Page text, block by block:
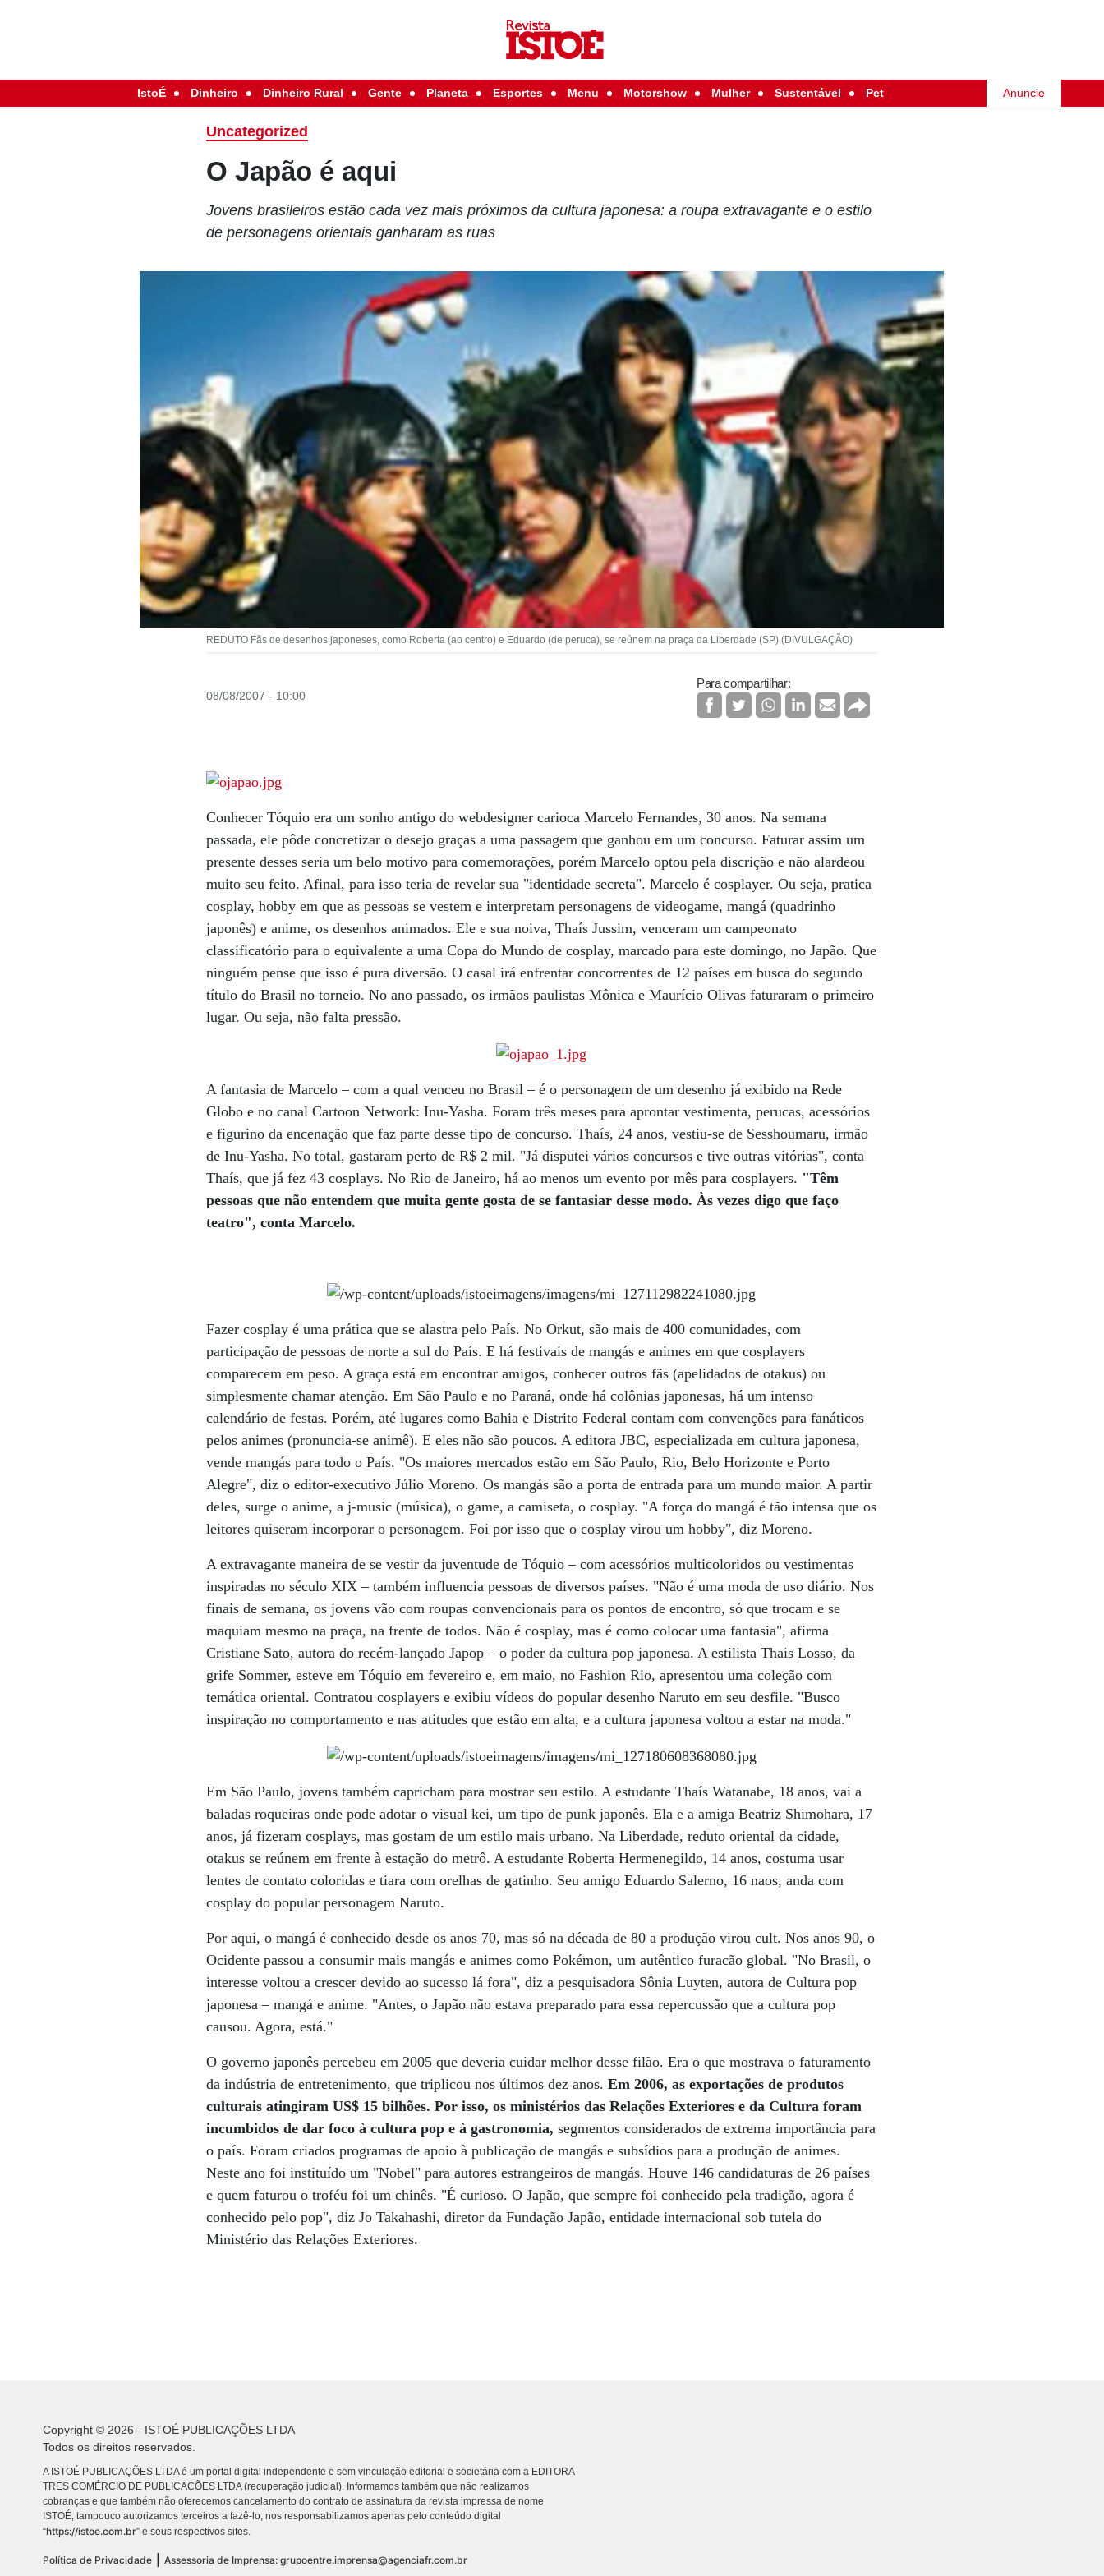
IstoÉ Dinheiro Dinheiro Rural Gente Planeta Esportes Menu Motorshow Mulher Sustentável Pet Anuncie
Uncategorized
O Japão é aqui
Jovens brasileiros estão cada vez mais próximos da cultura japonesa: a roupa extravagante e o estilo
de personagens orientais ganharam as ruas
REDUTO Fãs de desenhos japoneses, como Roberta (ao centro) e Eduardo (de peruca), se reúnem na praça da Liberdade (SP) (DIVULGAÇÃO)
08/08/2007 - 10:00
Para compartilhar:
Conhecer Tóquio era um sonho antigo do webdesigner carioca Marcelo Fernandes, 30 anos. Na semana
passada, ele pôde concretizar o desejo graças a uma passagem que ganhou em um concurso. Faturar assim um
presente desses seria um belo motivo para comemorações, porém Marcelo optou pela discrição e não alardeou
muito seu feito. Afinal, para isso teria de revelar sua "identidade secreta". Marcelo é cosplayer. Ou seja, pratica
cosplay, hobby em que as pessoas se vestem e interpretam personagens de videogame, mangá (quadrinho
japonês) e anime, os desenhos animados. Ele e sua noiva, Thaís Jussim, venceram um campeonato
classificatório para o equivalente a uma Copa do Mundo de cosplay, marcado para este domingo, no Japão. Que
ninguém pense que isso é pura diversão. O casal irá enfrentar concorrentes de 12 países em busca do segundo
título do Brasil no torneio. No ano passado, os irmãos paulistas Mônica e Maurício Olivas faturaram o primeiro
lugar. Ou seja, não falta pressão.
A fantasia de Marcelo – com a qual venceu no Brasil – é o personagem de um desenho já exibido na Rede
Globo e no canal Cartoon Network: Inu-Yasha. Foram três meses para aprontar vestimenta, perucas, acessórios
e figurino da encenação que faz parte desse tipo de concurso. Thaís, 24 anos, vestiu-se de Sesshoumaru, irmão
de Inu-Yasha. No total, gastaram perto de R$ 2 mil. "Já disputei vários concursos e tive outras vitórias", conta
Thaís, que já fez 43 cosplays. No Rio de Janeiro, há ao menos um evento por mês para cosplayers. "Têm
pessoas que não entendem que muita gente gosta de se fantasiar desse modo. Às vezes digo que faço
teatro", conta Marcelo.
Fazer cosplay é uma prática que se alastra pelo País. No Orkut, são mais de 400 comunidades, com
participação de pessoas de norte a sul do País. E há festivais de mangás e animes em que cosplayers
comparecem em peso. A graça está em encontrar amigos, conhecer outros fãs (apelidados de otakus) ou
simplesmente chamar atenção. Em São Paulo e no Paraná, onde há colônias japonesas, há um intenso
calendário de festas. Porém, até lugares como Bahia e Distrito Federal contam com convenções para fanáticos
pelos animes (pronuncia-se animê). E eles não são poucos. A editora JBC, especializada em cultura japonesa,
vende mangás para todo o País. "Os maiores mercados estão em São Paulo, Rio, Belo Horizonte e Porto
Alegre", diz o editor-executivo Júlio Moreno. Os mangás são a porta de entrada para um mundo maior. A partir
deles, surge o anime, a j-music (música), o game, a camiseta, o cosplay. "A força do mangá é tão intensa que os
leitores quiseram incorporar o personagem. Foi por isso que o cosplay virou um hobby", diz Moreno.
A extravagante maneira de se vestir da juventude de Tóquio – com acessórios multicoloridos ou vestimentas
inspiradas no século XIX – também influencia pessoas de diversos países. "Não é uma moda de uso diário. Nos
finais de semana, os jovens vão com roupas convencionais para os pontos de encontro, só que trocam e se
maquiam mesmo na praça, na frente de todos. Não é cosplay, mas é como colocar uma fantasia", afirma
Cristiane Sato, autora do recém-lançado Japop – o poder da cultura pop japonesa. A estilista Thais Losso, da
grife Sommer, esteve em Tóquio em fevereiro e, em maio, no Fashion Rio, apresentou uma coleção com
temática oriental. Contratou cosplayers e exibiu vídeos do popular desenho Naruto em seu desfile. "Busco
inspiração no comportamento e nas atitudes que estão em alta, e a cultura japonesa voltou a estar na moda."
Em São Paulo, jovens também capricham para mostrar seu estilo. A estudante Thaís Watanabe, 18 anos, vai a
baladas roqueiras onde pode adotar o visual kei, um tipo de punk japonês. Ela e a amiga Beatriz Shimohara, 17
anos, já fizeram cosplays, mas gostam de um estilo mais urbano. Na Liberdade, reduto oriental da cidade,
otakus se reúnem em frente à estação do metrô. A estudante Roberta Hermenegildo, 14 anos, costuma usar
lentes de contato coloridas e tiara com orelhas de gatinho. Seu amigo Eduardo Salerno, 16 naos, anda com
cosplay do popular personagem Naruto.
Por aqui, o mangá é conhecido desde os anos 70, mas só na década de 80 a produção virou cult. Nos anos 90, o
Ocidente passou a consumir mais mangás e animes como Pokémon, um autêntico furacão global. "No Brasil, o
interesse voltou a crescer devido ao sucesso lá fora", diz a pesquisadora Sônia Luyten, autora de Cultura pop
japonesa – mangá e anime. "Antes, o Japão não estava preparado para essa repercussão que a cultura pop
causou. Agora, está."
O governo japonês percebeu em 2005 que deveria cuidar melhor desse filão. Era o que mostrava o faturamento
da indústria de entretenimento, que triplicou nos últimos dez anos.Em 2006, as exportações de produtos
culturais atingiram US$ 15 bilhões. Por isso, os ministérios das Relações Exteriores e da Cultura foram
incumbidos de dar foco à cultura pop e à gastronomia, segmentos considerados de extrema importância para
o país. Foram criados programas de apoio à publicação de mangás e subsídios para a produção de animes.
Neste ano foi instituído um "Nobel" para autores estrangeiros de mangás. Houve 146 candidaturas de 26 países
e quem faturou o troféu foi um chinês. "É curioso. O Japão, que sempre foi conhecido pela tradição, agora é
conhecido pelo pop", diz Jo Takahashi, diretor da Fundação Japão, entidade internacional sob tutela do
Ministério das Relações Exteriores.
Copyright © 2026 - ISTOÉ PUBLICAÇÕES LTDA
Todos os direitos reservados.
A ISTOÉ PUBLICAÇÕES LTDA é um portal digital independente e sem vinculação editorial e societária com a EDITORA
TRES COMÉRCIO DE PUBLICACÕES LTDA (recuperação judicial). Informamos também que não realizamos
cobranças e que também não oferecemos cancelamento do contrato de assinatura da revista impressa de nome
ISTOÉ, tampouco autorizamos terceiros a fazê-lo, nos responsabilizamos apenas pelo conteúdo digital
“https://istoe.com.br” e seus respectivos sites.
Política de Privacidade | Assessoria de Imprensa: grupoentre.imprensa@agenciafr.com.br